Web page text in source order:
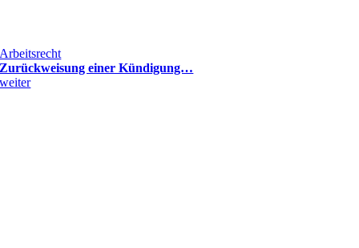
Arbeitsrecht
Zurückweisung einer Kündigung…
weiter